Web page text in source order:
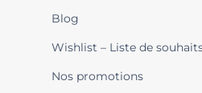
Blog
Wishlist – Liste de
Nos promotions